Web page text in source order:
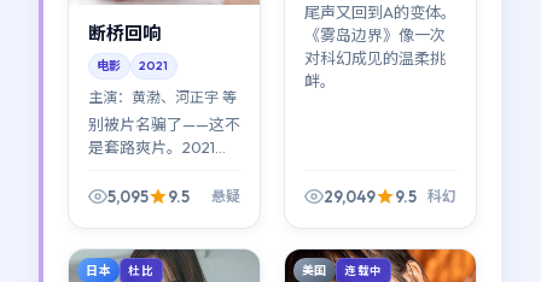
断桥回响
电影 2021
主演： 黄渤、河正宇 等
别被片名骗了——这不
是套路爽片。2021年
疑做壳，讲的是普通
的对手戏很耐看）。
5,095 9.5 悬疑
尾声又回到A的变体。
《雾岛边界》像一次
对科幻成见的温柔挑
衅。
29,049 9.5 科幻
日本 杜比 美国 连载中